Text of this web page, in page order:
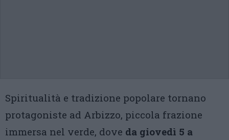
Spiritualità e tradizione popolare tornano
protagoniste ad Arbizzo, piccola frazione
immersa nel verde, dove da giovedì 5 a